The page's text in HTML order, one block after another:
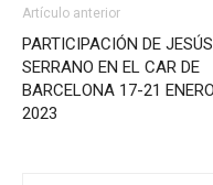
Artículo anterior
PARTICIPACIÓN DE JESÚS
SERRANO EN EL CAR DE
BARCELONA 17-21 ENERO
2023